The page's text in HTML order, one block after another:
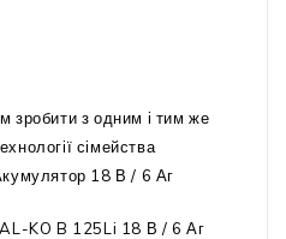
зробити з одним і тим же
сімейства
18 В / 6 Аг
AL-KO B 125Li 18 В / 6 Аг